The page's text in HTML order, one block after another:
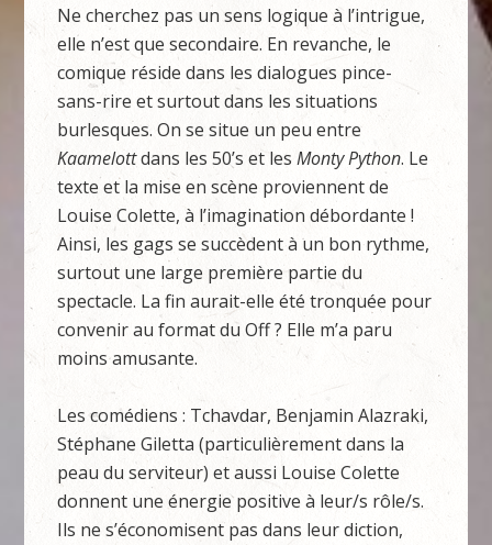
Ne cherchez pas un sens logique à l’intrigue,
elle n’est que secondaire. En revanche, le
comique réside dans les dialogues pince-
sans-rire et surtout dans les situations
burlesques. On se situe un peu entre
Kaamelottdans les 50’s et lesMonty Python. Le
texte et la mise en scène proviennent de
Louise Colette, à l’imagination débordante !
Ainsi, les gags se succèdent à un bon rythme,
surtout une large première partie du
spectacle. La fin aurait-elle été tronquée pour
convenir au format du Off ? Elle m’a paru
moins amusante.
Les comédiens : Tchavdar, Benjamin Alazraki,
Stéphane Giletta (particulièrement dans la
peau du serviteur) et aussi Louise Colette
donnent une énergie positive à leur/s rôle/s.
Ils ne s’économisent pas dans leur diction,